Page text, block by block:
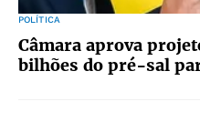
POLÍTICA
Câmara aprova
bilhões do pré-sal